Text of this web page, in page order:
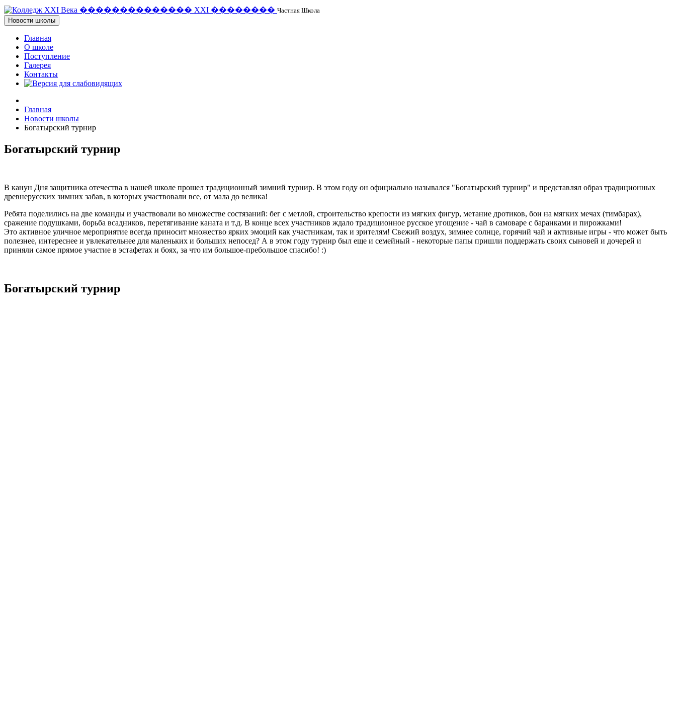
�������������� XXI �������� Частная Школа
Новости школы
Главная
О школе
Поступление
Галерея
Контакты
Главная
Новости школы
Богатырский турнир
Богатырский турнир
В канун Дня защитника отечества в нашей школе прошел традиционный зимний турнир. В этом году он официально назывался "Богатырский турнир" и представлял образ традиционных
древнерусских зимних забав, в которых участвовали все, от мала до велика!
Ребята поделились на две команды и участвовали во множестве состязаний: бег с метлой, строительство крепости из мягких фигур, метание дротиков, бои на мягких мечах (тимбарах),
сражение подушками, борьба всадников, перетягивание каната и т.д. В конце всех участников ждало традиционное русское угощение - чай в самоваре с баранками и пирожками!
Это активное уличное мероприятие всегда приносит множество ярких эмоций как участникам, так и зрителям! Свежий воздух, зимнее солнце, горячий чай и активные игры - что может быть
полезнее, интереснее и увлекательнее для маленьких и больших непосед? А в этом году турнир был еще и семейный - некоторые папы пришли поддержать своих сыновей и дочерей и
приняли самое прямое участие в эстафетах и боях, за что им большое-пребольшое спасибо! :)
Богатырский турнир